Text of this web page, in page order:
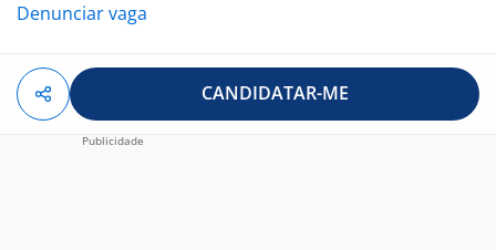
Denunciar vaga
CANDIDATAR-ME